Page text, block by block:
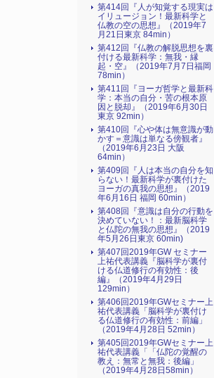
第414回『人が知覚する現実は
イリュージョン！最新科学と
仏教の空の思想』（2019年7
月21日東京 84min）
第412回『仏教の解脱思想を裏
付ける最新科学：無我・縁
起・空』（2019年7月7日福岡
78min）
第411回『ヨーガ哲学と最新科
学：本当の自分・苦の根本原
因と脱却』（2019年6月30日
東京 92min）
第410回『心や体は無意識が動
かす＝意識は単なる傍観者』
（2019年6月23日 大阪
64min）
第409回『人は本当の自分を知
らない！最新科学が裏付けた
ヨーガの真我の思想』（2019
年6月16日 福岡 60min）
第408回『意識は自分の行動を
決めていない！：最新脳科学
と仏陀の無我の思想』（2019
年5月26日東京 60min)
第407回2019年GW セミナー
上祐代表講義『脳科学が裏付
ける仏道修行の有効性：後
編』（2019年4月29日
129min）
第406回2019年GWセミナー上
祐代表講義「脳科学が裏付け
る仏道修行の有効性：前編」
（2019年4月28日 52min）
第405回2019年GWセミナー上
祐代表講義「「仏陀の覚醒の
教え：無常と無我：後編」
（2019年4月28日58min）